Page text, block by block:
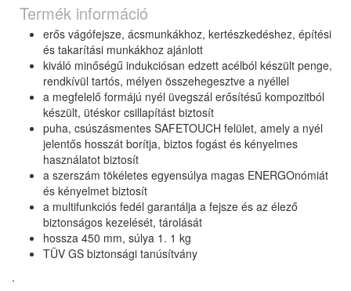
Termék információ
erős vágófejsze, ácsmunkákhoz, kertészkedéshez, építési
és takarítási munkákhoz ajánlott
kiváló minőségű indukciósan edzett acélból készült penge,
rendkívül tartós, mélyen összehegesztve a nyéllel
a megfelelő formájú nyél üvegszál erősítésű kompozitból
készült, ütéskor csillapítást biztosít
puha, csúszásmentes SAFETOUCH felület, amely a nyél
jelentős hosszát borítja, biztos fogást és kényelmes
használatot biztosít
a szerszám tökéletes egyensúlya magas ENERGOnómiát
és kényelmet biztosít
a multifunkciós fedél garantálja a fejsze és az élező
biztonságos kezelését, tárolását
hossza 450 mm, súlya 1. 1 kg
TÜV GS biztonsági tanúsítvány
.